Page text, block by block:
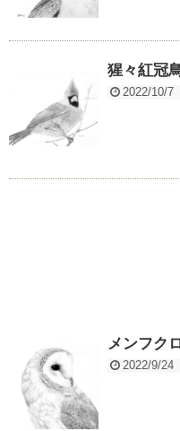
猩々紅冠
2022/10/7
メンフク
2022/9/24